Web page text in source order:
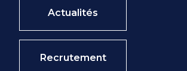
de vos données ;
de la possibilité de nous
d’organiser le sort des
Actualités
Recrutement